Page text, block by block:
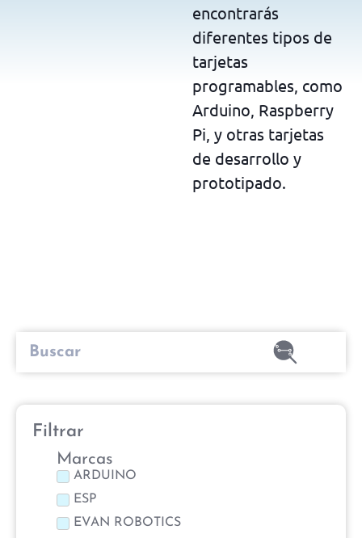
encontrarás
diferentes tipos de
tarjetas
programables, como
Arduino, Raspberry
Pi, y otras tarjetas
de desarrollo y
prototipado.
Filtrar
Marcas
ARDUINO
ESP
EVAN ROBOTICS